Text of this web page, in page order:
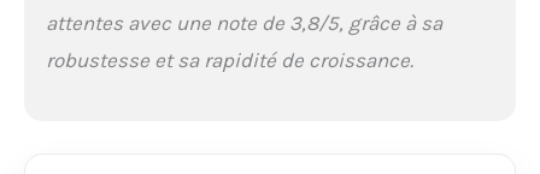
récolter soient une
continuité de petits
bonheurs au jardin.
attentes avec une note de 3,8/5, grâce à sa
robustesse et sa rapidité de croissance.